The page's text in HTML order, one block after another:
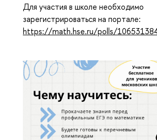
Для участия в школе необходимо
зарегистрироваться на портале:
https://math.hse.ru/polls/